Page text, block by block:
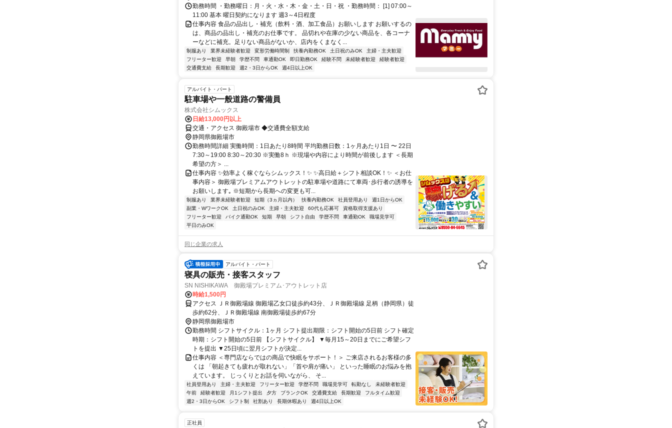
勤務時間 ・勤務曜日：月・火・水・木・金・土・日・祝 ・勤務時間： [1] 07:00～
11:00 基本 曜日契約になります 週3～4日程度
仕事内容 食品の品出し・補充（飲料・酒、加工食品）お願いします お願いするの
は、商品の品出し・補充のお仕事です。 品切れや在庫の少ない商品を、各コーナ
ーなどに補充。足りない商品がないか、店内をくまなく...
制服あり 業界未経験者歓迎 変形労働時間制 扶養内勤務OK 土日祝のみOK
主婦・主夫歓迎
フリーター歓迎
早朝 学歴不問 車通勤OK 即日勤務OK 経験不問 未経験者歓迎
経験者歓迎
交通費支給
長期歓迎 週2・3日からOK 週4日以上OK
アルバイト・パート
駐車場や一般道路の警備員
株式会社シムックス
日給13,000円以上
交通・アクセス 御殿場市 ◆交通費全額支給
静岡県御殿場市
勤務時間詳細 実働時間：1日あたり8時間 平均勤務日数：1ヶ月あたり1日 〜 22日
7:30～19:00 8:30～20:30 ※実働8ｈ ※現場や内容により時間が前後します ＜長期
希望の方＞ ...
仕事内容 ✨効率よく稼ぐならシムックス！✨ ✨高日給＋シフト相談OK！✨ ＜お仕
事内容＞ 御殿場プレミアムアウトレットの駐車場や道路にて車両･歩行者の誘導を
お願いします｡ ※短期から長期への変更も可...
制服あり 業界未経験者歓迎 短期（3ヵ月以内） 扶養内勤務OK 社員登用あり
週1日からOK
副業・WワークOK
土日祝のみOK 主婦・主夫歓迎 60代も応募可
資格取得支援あり
フリーター歓迎
バイク通勤OK 短期 早朝 シフト自由 学歴不問 車通勤OK
職場見学可
平日のみOK
同じ企業の求人
アルバイト・パート
寝具の販売・接客スタッフ
SN NISHIKAWA 御殿場プレミアム･アウトレット店
時給1,500円
アクセス ＪＲ御殿場線 御殿場乙女口徒歩約43分、ＪＲ御殿場線 足柄（静岡県）徒
歩約62分、ＪＲ御殿場線 南御殿場徒歩約67分
静岡県御殿場市
勤務時間 シフトサイクル：1ヶ月 シフト提出期限：シフト開始の5日前 シフト確定
時期：シフト開始の5日前 【シフトサイクル】 ▼毎月15～20日までにご希望シフ
トを提出 ▼25日頃に翌月シフトが決定...
仕事内容 ＜専門店ならではの商品で快眠をサポート！＞ ご来店されるお客様の多
くは 「朝起きても疲れが取れない」「首や肩が痛い」 といった睡眠のお悩みを抱
えています。 じっくりとお話を伺いながら、 そ...
社員登用あり 主婦・主夫歓迎 フリーター歓迎 学歴不問 職場見学可 転勤なし
未経験者歓迎
午前
経験者歓迎 月1シフト提出 夕方 ブランクOK 交通費支給 長期歓迎
フルタイム歓迎
週2・3日からOK
シフト制 社割あり 長期休暇あり 週4日以上OK
正社員